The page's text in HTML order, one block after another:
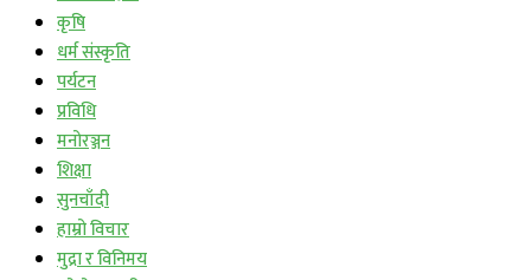
कृषि
धर्म संस्कृति
पर्यटन
प्रविधि
मनोरञ्जन
शिक्षा
सुनचाँदी
हाम्रो विचार
मुद्रा र विनिमय